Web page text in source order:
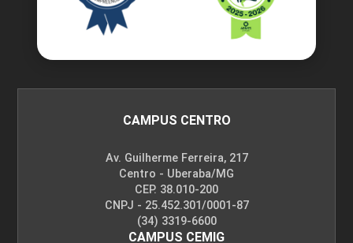
CAMPUS CENTRO
Av. Guilherme Ferreira, 217
Centro - Uberaba/MG
CEP. 38.010-200
CNPJ - 25.452.301/0001-87
(34) 3319-6600
CAMPUS CEMIG